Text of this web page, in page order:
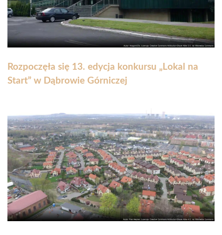
Rozpoczęła się 13. edycja konkursu „Lokal na
Start” w Dąbrowie Górniczej